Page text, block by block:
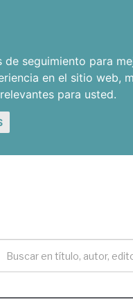
seguimiento para
en el sitio web,
para usted.